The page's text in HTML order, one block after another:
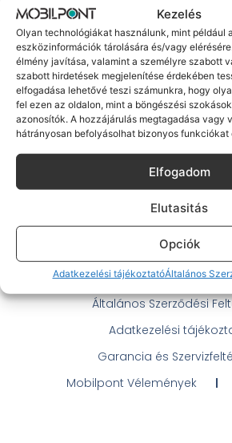
Kezelés
Olyan technológiákat használunk, mint például
eszközinformációk tárolására és/vagy
élmény javítása, valamint a személyre szabott
szabott hirdetések megjelenítése érdekében
elfogadása lehetővé teszi számunkra, hogy
fel ezen az oldalon, mint a böngészési
azonosítók. A hozzájárulás megtagadása vagy
hátrányosan befolyásolhat bizonyos funkciókat
Elfogadom
Elutasitás
Opciók
Adatkezelési tájékoztatóÁltalános
Jelenleg nincs ilyen
Gyakran Ismételt
Probléma jelentés /
OTP Áruhitel
Klarna fizetési
Általános Szerződési
Adatkezelési
Garancia és
Mobilpont Vélemények